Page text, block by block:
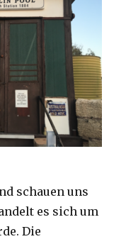
schauen uns
es sich um
Die